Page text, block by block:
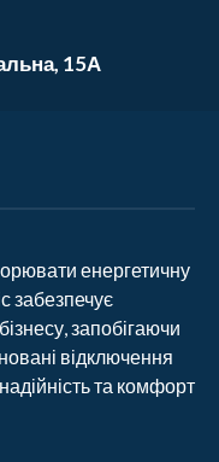
15А
енергетичну
забезпечує
запобігаючи
відключення
та комфорт